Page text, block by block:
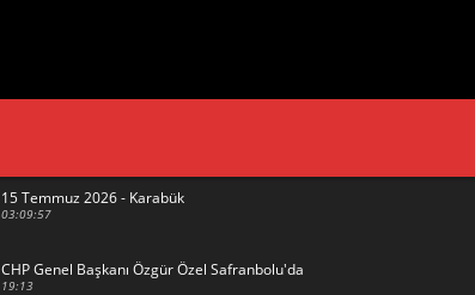
15 Temmuz 2026 - Karabük
03:09:57
CHP Genel Başkanı Özgür Özel Safranbolu'da
19:13